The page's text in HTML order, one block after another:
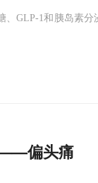
GLP-1和胰岛素
——偏头痛